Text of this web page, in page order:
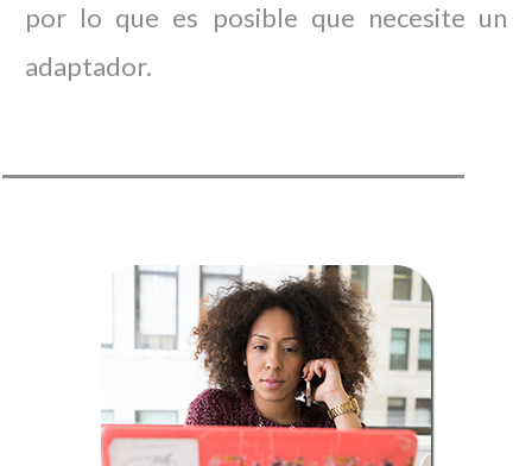
por lo que es posible que necesite un
adaptador.